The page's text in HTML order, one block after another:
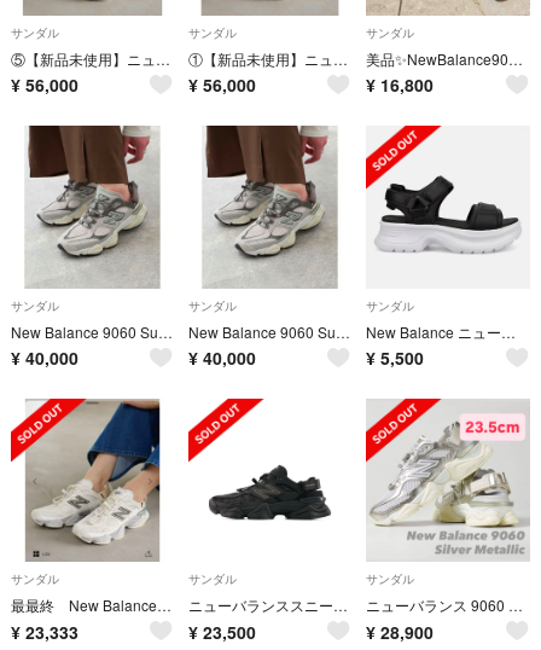
サンダル
⑤【新品未使用】ニューバランス U90609IH 24.5cm
¥ 56,000
サンダル
①【新品未使用】ニューバランス U90609IH 22.5cm
¥ 56,000
サンダル
美品✨NewBalance9060Summerスニーカーサンダル25.5cm
¥ 16,800
サンダル
New Balance 9060 Summer 24.5cm
¥ 40,000
サンダル
New Balance 9060 Summer 24cm
¥ 40,000
サンダル
New Balance ニューバランス サンダル シューズ ライフスタイル
¥ 5,500
サンダル
最最終 New Balance U90609IH スニーカー 23.5cm
¥ 23,333
サンダル
ニューバランススニーカーサンダル 22.5 ブラック
¥ 23,500
サンダル
ニューバランス 9060 シルバーメタリック/シーソルト 23.5cm
¥ 28,900